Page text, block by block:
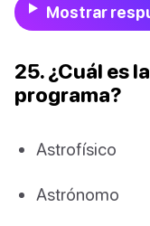
Mostrar
25. ¿Cuál es
programa?
Astrofísico
Astrónomo